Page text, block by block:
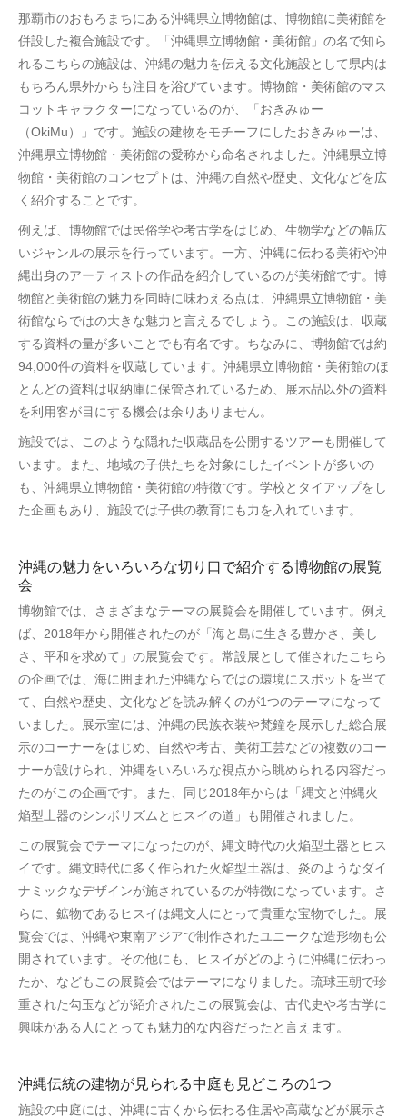
那覇市のおもろまちにある沖縄県立博物館は、博物館に美術館を
併設した複合施設です。「沖縄県立博物館・美術館」の名で知ら
れるこちらの施設は、沖縄の魅力を伝える文化施設として県内は
もちろん県外からも注目を浴びています。博物館・美術館のマス
コットキャラクターになっているのが、「おきみゅー
（OkiMu）」です。施設の建物をモチーフにしたおきみゅーは、
沖縄県立博物館・美術館の愛称から命名されました。沖縄県立博
物館・美術館のコンセプトは、沖縄の自然や歴史、文化などを広
く紹介することです。
例えば、博物館では民俗学や考古学をはじめ、生物学などの幅広
いジャンルの展示を行っています。一方、沖縄に伝わる美術や沖
縄出身のアーティストの作品を紹介しているのが美術館です。博
物館と美術館の魅力を同時に味わえる点は、沖縄県立博物館・美
術館ならではの大きな魅力と言えるでしょう。この施設は、収蔵
する資料の量が多いことでも有名です。ちなみに、博物館では約
94,000件の資料を収蔵しています。沖縄県立博物館・美術館のほ
とんどの資料は収納庫に保管されているため、展示品以外の資料
を利用客が目にする機会は余りありません。
施設では、このような隠れた収蔵品を公開するツアーも開催して
います。また、地域の子供たちを対象にしたイベントが多いの
も、沖縄県立博物館・美術館の特徴です。学校とタイアップをし
た企画もあり、施設では子供の教育にも力を入れています。
沖縄の魅力をいろいろな切り口で紹介する博物館の展覧
会
博物館では、さまざまなテーマの展覧会を開催しています。例え
ば、2018年から開催されたのが「海と島に生きる豊かさ、美し
さ、平和を求めて」の展覧会です。常設展として催されたこちら
の企画では、海に囲まれた沖縄ならではの環境にスポットを当て
て、自然や歴史、文化などを読み解くのが1つのテーマになって
いました。展示室には、沖縄の民族衣装や梵鐘を展示した総合展
示のコーナーをはじめ、自然や考古、美術工芸などの複数のコー
ナーが設けられ、沖縄をいろいろな視点から眺められる内容だっ
たのがこの企画です。また、同じ2018年からは「縄文と沖縄火
焔型土器のシンボリズムとヒスイの道」も開催されました。
この展覧会でテーマになったのが、縄文時代の火焔型土器とヒス
イです。縄文時代に多く作られた火焔型土器は、炎のようなダイ
ナミックなデザインが施されているのが特徴になっています。さ
らに、鉱物であるヒスイは縄文人にとって貴重な宝物でした。展
覧会では、沖縄や東南アジアで制作されたユニークな造形物も公
開されています。その他にも、ヒスイがどのように沖縄に伝わっ
たか、などもこの展覧会ではテーマになりました。琉球王朝で珍
重された勾玉などが紹介されたこの展覧会は、古代史や考古学に
興味がある人にとっても魅力的な内容だったと言えます。
沖縄伝統の建物が見られる中庭も見どころの1つ
施設の中庭には、沖縄に古くから伝わる住居や高蔵などが展示さ